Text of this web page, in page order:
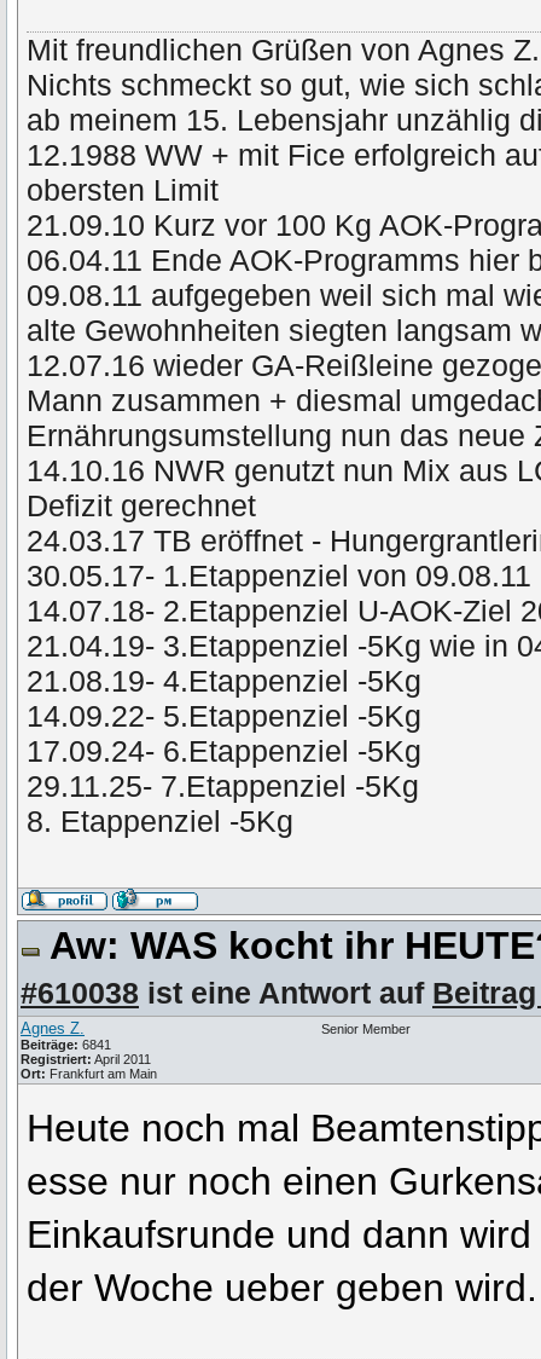
Mit freundlichen Grüßen von Agnes Z.
Nichts schmeckt so gut, wie sich
ab meinem 15. Lebensjahr unzählig
12.1988 WW + mit Fice erfolgreich
obersten Limit
21.09.10 Kurz vor 100 Kg AOK-
06.04.11 Ende AOK-Programms hier
09.08.11 aufgegeben weil sich mal
alte Gewohnheiten siegten langsam
12.07.16 wieder GA-Reißleine
Mann zusammen + diesmal
Ernährungsumstellung nun das neue
14.10.16 NWR genutzt nun Mix aus
Defizit gerechnet
24.03.17 TB eröffnet -
30.05.17- 1.Etappenziel von 09.08.11
14.07.18- 2.Etappenziel U-AOK-Ziel
21.04.19- 3.Etappenziel -5Kg wie in
21.08.19- 4.Etappenziel -5Kg
14.09.22- 5.Etappenziel -5Kg
17.09.24- 6.Etappenziel -5Kg
29.11.25- 7.Etappenziel -5Kg
8. Etappenziel -5Kg
Aw: WAS kocht ihr
#610038 ist eine Antwort auf Beitrag
Agnes Z.
Beiträge: 6841
Registriert: April 2011
Ort: Frankfurt am Main
Senior Member
Heute noch mal
esse nur noch einen
Einkaufsrunde und dann
der Woche ueber geben wird.